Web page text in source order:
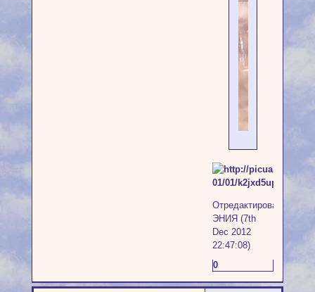
Отредактировано
ЭНИЯ (7th
Dec 2012
22:47:08)
0